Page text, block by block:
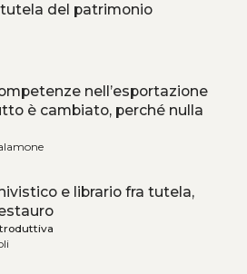
del patrimonio
nell’esportazione
è cambiato, perché nulla
e librario fra tutela,